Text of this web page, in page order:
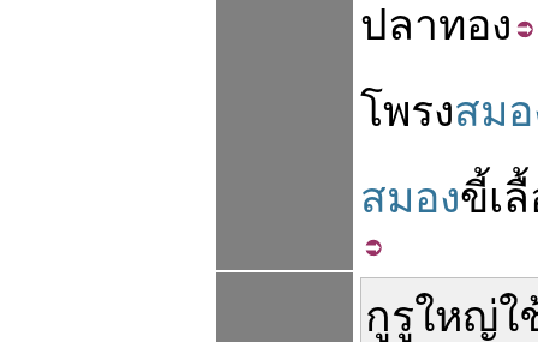
ปลาทอง
โพรงสม
สมองขี้เ
กูรูใหญ่ใ